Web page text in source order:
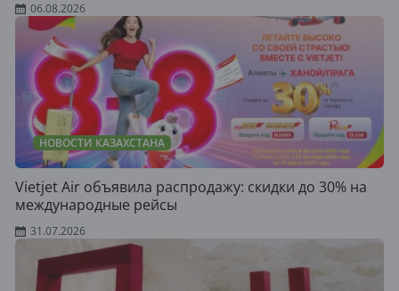
06.08.2026
НОВОСТИ КАЗАХСТАНА
Vietjet Air объявила распродажу: скидки до 30% на
международные рейсы
31.07.2026